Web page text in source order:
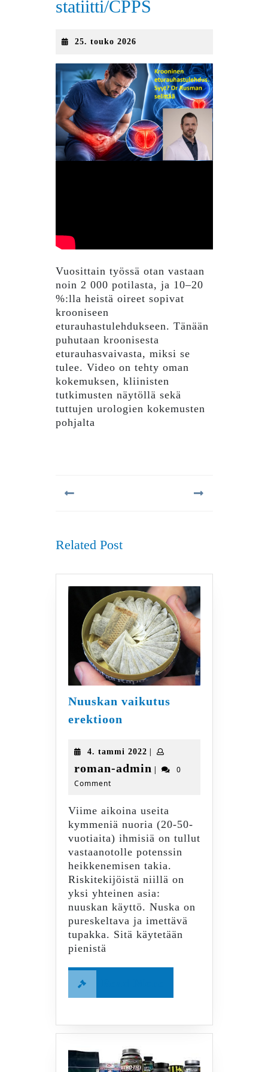
statiitti/CPPS
25. touko 202625.
2026
Vuosittain työssä otan vastaan
noin 2 000 potilasta, ja 10–20
%:lla heistä oireet sopivat
krooniseen
eturauhastulehdukseen. Tänään
puhutaan kroonisesta
eturauhasvaivasta, miksi se
tulee. Video on tehty oman
kokemuksen, kliinisten
tutkimusten näytöllä sekä
tuttujen urologien kokemusten
pohjalta
Related Post
Nuuskan vaikutus
erektioon
4. tammi 20224.
2022
|
roman-admin roman-
|
0
Comment
Viime aikoina useita
kymmeniä nuoria (20-50-
vuotiaita) ihmisiä on tullut
vastaanotolle potenssin
heikkenemisen takia.
Riskitekijöistä niillä on
yksi yhteinen asia:
nuuskan käyttö. Nuska on
pureskeltava ja imettävä
tupakka. Sitä käytetään
pienistä
More